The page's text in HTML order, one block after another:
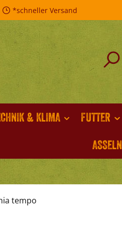
*schneller Versand
& KLIMA FUTTER
ASSELN